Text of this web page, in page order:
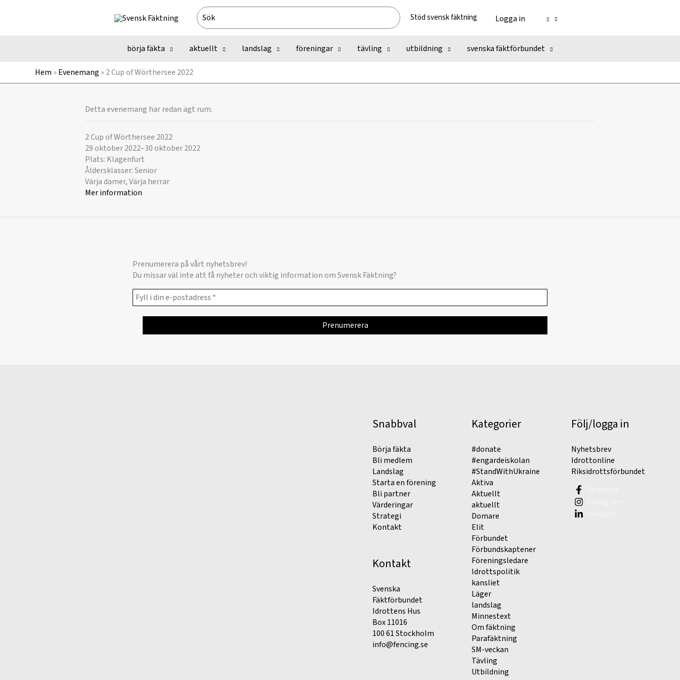
Search
for:
Stöd svensk fäktning Logga in
börja fäkta aktuellt landslag föreningar tävling utbildning svenska fäktförbundet
Hem »Evenemang »2 Cup of Wörthersee 2022
Detta evenemang har redan ägt rum.
2 Cup of Wörthersee 2022
29 oktober 2022–30 oktober 2022
Plats: Klagenfurt
Åldersklasser: Senior
Värja damer, Värja herrar
Mer information
Prenumerera på vårt nyhetsbrev!
Du missar väl inte att få nyheter och viktig information om Svensk Fäktning?
Snabbval
Börja fäkta
Bli medlem
Landslag
Starta en förening
Bli partner
Värderingar
Strategi
Kontakt
Kontakt
Svenska
Fäktförbundet
Idrottens Hus
Box 11016
100 61 Stockholm
info@fencing.se
Kategorier
#donate
#engardeiskolan
#StandWithUkraine
Aktiva
Aktuellt
aktuellt
Domare
Elit
Förbundet
Förbundskaptener
Föreningsledare
Idrottspolitik
kansliet
Läger
landslag
Minnestext
Om fäktning
Parafäktning
SM-veckan
Tävling
Utbildning
Följ/logga in
Nyhetsbrev
Idrottonline
Riksidrottsförbundet